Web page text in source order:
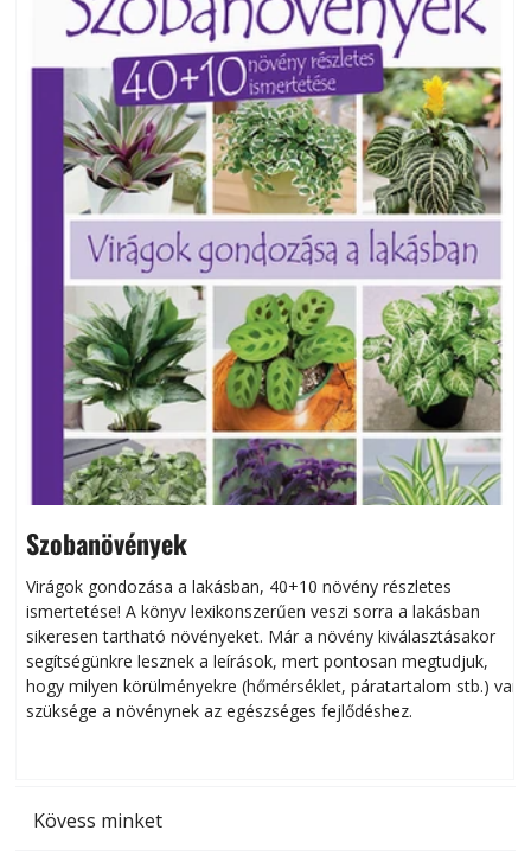
Szobanövények
Virágok gondozása a lakásban, 40+10 növény részletes
ismertetése! A könyv lexikonszerűen veszi sorra a lakásban
sikeresen tart­ha­tó növényeket. Már a növény kiválasztásakor
segítségünkre lesznek a leírások, mert pontosan megtudjuk,
hogy milyen körülményekre (hőmérséklet, páratartalom stb.) van
szüksége a növénynek az egészséges fejlődéshez.
Kövess minket